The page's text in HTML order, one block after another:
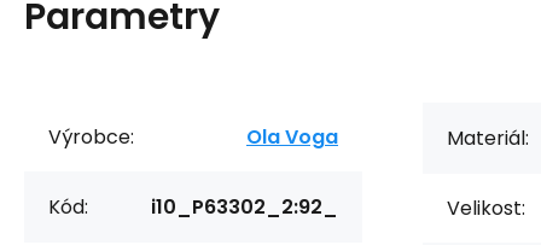
Parametry
Výrobce: Ola Voga
Kód: i10_P63302_2:92_
Materiál:
Velikost: